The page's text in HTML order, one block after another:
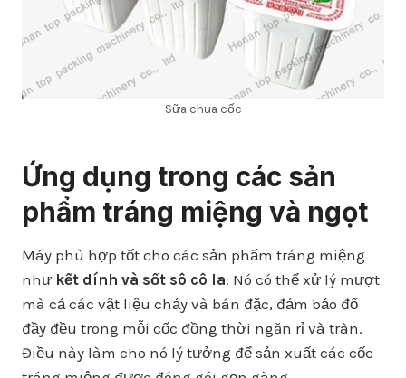
Sữa chua cốc
Ứng dụng trong các sản
phẩm tráng miệng và ngọt
Máy phù hợp tốt cho các sản phẩm tráng miệng
như kết dính và sốt sô cô la. Nó có thể xử lý mượt
mà cả các vật liệu chảy và bán đặc, đảm bảo đổ
đầy đều trong mỗi cốc đồng thời ngăn rỉ và tràn.
Điều này làm cho nó lý tưởng để sản xuất các cốc